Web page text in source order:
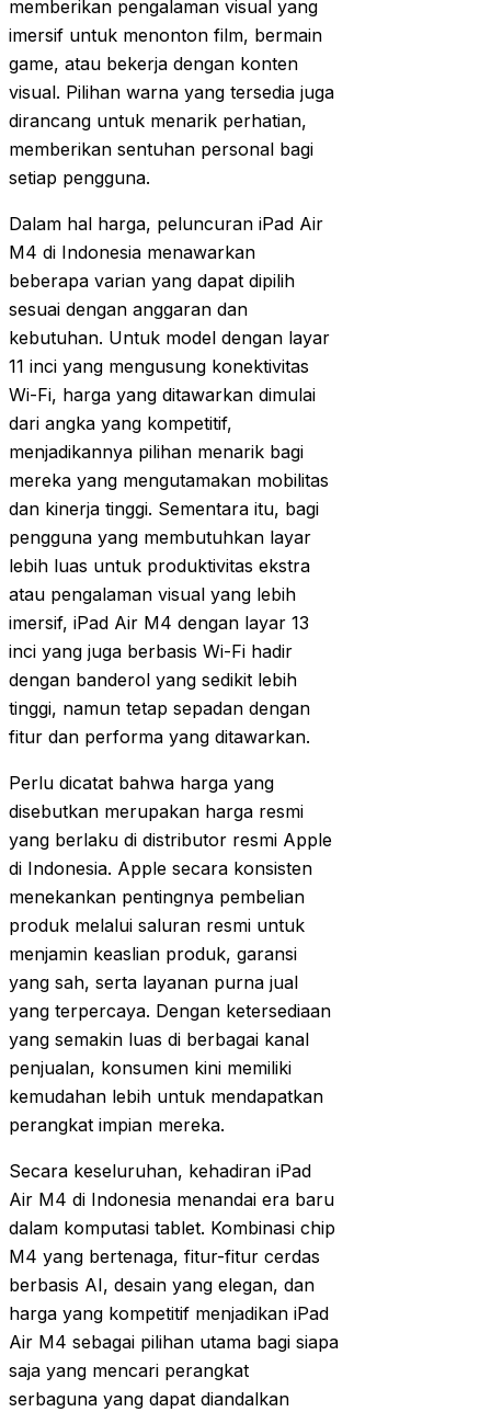
memberikan pengalaman visual yang
imersif untuk menonton film, bermain
game, atau bekerja dengan konten
visual. Pilihan warna yang tersedia juga
dirancang untuk menarik perhatian,
memberikan sentuhan personal bagi
setiap pengguna.
Dalam hal harga, peluncuran iPad Air
M4 di Indonesia menawarkan
beberapa varian yang dapat dipilih
sesuai dengan anggaran dan
kebutuhan. Untuk model dengan layar
11 inci yang mengusung konektivitas
Wi-Fi, harga yang ditawarkan dimulai
dari angka yang kompetitif,
menjadikannya pilihan menarik bagi
mereka yang mengutamakan mobilitas
dan kinerja tinggi. Sementara itu, bagi
pengguna yang membutuhkan layar
lebih luas untuk produktivitas ekstra
atau pengalaman visual yang lebih
imersif, iPad Air M4 dengan layar 13
inci yang juga berbasis Wi-Fi hadir
dengan banderol yang sedikit lebih
tinggi, namun tetap sepadan dengan
fitur dan performa yang ditawarkan.
Perlu dicatat bahwa harga yang
disebutkan merupakan harga resmi
yang berlaku di distributor resmi Apple
di Indonesia. Apple secara konsisten
menekankan pentingnya pembelian
produk melalui saluran resmi untuk
menjamin keaslian produk, garansi
yang sah, serta layanan purna jual
yang terpercaya. Dengan ketersediaan
yang semakin luas di berbagai kanal
penjualan, konsumen kini memiliki
kemudahan lebih untuk mendapatkan
perangkat impian mereka.
Secara keseluruhan, kehadiran iPad
Air M4 di Indonesia menandai era baru
dalam komputasi tablet. Kombinasi chip
M4 yang bertenaga, fitur-fitur cerdas
berbasis AI, desain yang elegan, dan
harga yang kompetitif menjadikan iPad
Air M4 sebagai pilihan utama bagi siapa
saja yang mencari perangkat
serbaguna yang dapat diandalkan